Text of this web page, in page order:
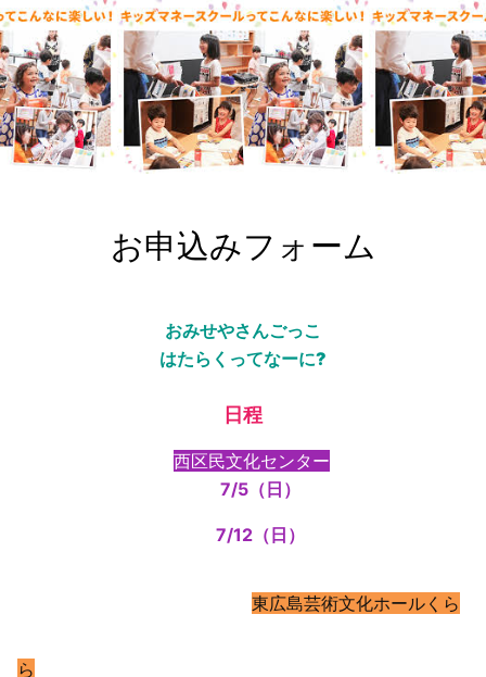
お申込みフォーム
おみせやさんごっこ
はたらくってなーに?
日程
西区民文化センター
7/5（日）
7/12（日）
東広島芸術文化ホールくら
ら